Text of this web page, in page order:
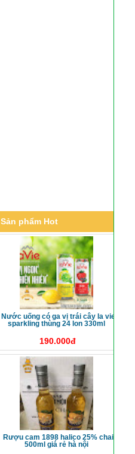
Sản phẩm Hot
nước uống có ga vị trái cây la vie
sparkling thùng 24 lon 330ml
190.000đ
rượu cam 1898 halico 25% chai
500ml giá rẻ hà nội